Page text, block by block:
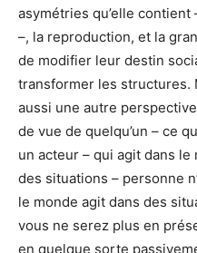
asymétries qu’elle
–, la reproduction, et la
de modifier leur destin
transformer les structures.
aussi une autre
de vue de quelqu’un – ce
un acteur – qui agit dans
des situations – personne
le monde agit dans des
vous ne serez plus en
en quelque sorte